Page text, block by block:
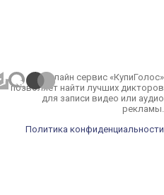
Онлайн сервис «КупиГолос»
позволяет найти лучших дикторов
для записи видео или аудио
рекламы.
Политика конфиденциальности